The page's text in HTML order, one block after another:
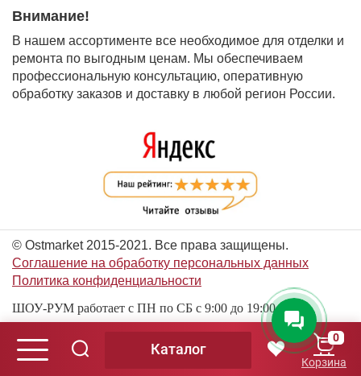
Внимание!
В нашем ассортименте все необходимое для отделки и
ремонта по выгодным ценам. Мы обеспечиваем
профессиональную консультацию, оперативную
обработку заказов и доставку в любой регион России.
© Ostmarket 2015-2021. Все права защищены.
Соглашение на обработку персональных данных
Политика конфиденциальности
ШОУ-РУМ работает с ПН по СБ с 9:00 до 19:00
© Ostmarket 2015-2026. Все права защищены.
Каталог
0
Корзина